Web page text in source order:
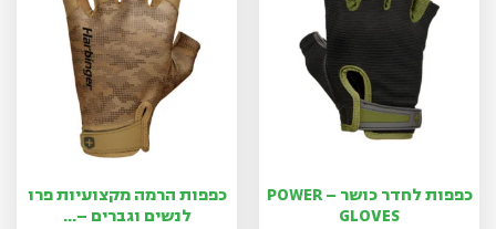
כפפות לחדר כושר – POWER
GLOVES
כפפות הרמה מקצועיות פרו
לנשים וגברים –...